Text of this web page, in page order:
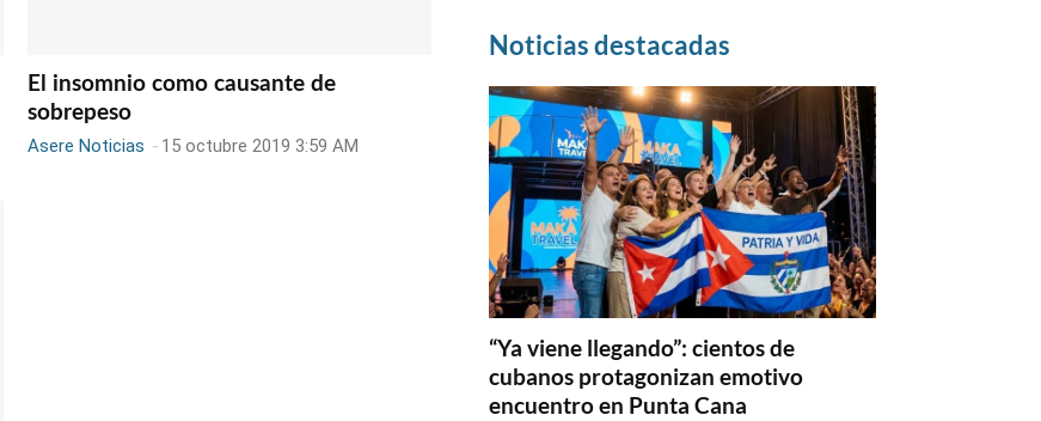
El insomnio como causante de
sobrepeso
Asere Noticias - 15 octubre 2019 3:59 AM
Noticias destacadas
“Ya viene llegando”: cientos de
cubanos protagonizan emotivo
encuentro en Punta Cana